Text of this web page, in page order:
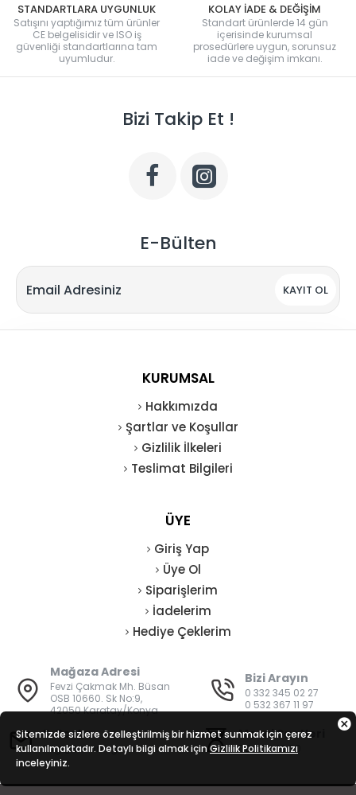
STANDARTLARA UYGUNLUK
Satışını yaptığımız tüm ürünler
CE belgelisidir ve ISO iş
güvenliği standartlarına tam
uyumludur.
KOLAY İADE & DEĞİŞİM
Standart ürünlerde 14 gün
içerisinde kurumsal
prosedürlere uygun, sorunsuz
iade ve değişim imkanı.
Bizi Takip Et !
E-Bülten
KAYIT OL
KURUMSAL
Hakkımızda
Şartlar ve Koşullar
Gizlilik İlkeleri
Teslimat Bilgileri
ÜYE
Giriş Yap
Üye Ol
Siparişlerim
İadelerim
Hediye Çeklerim
Mağaza Adresi
Fevzi Çakmak Mh. Büsan
OSB 10660. Sk No:9,
42050 Karatay/Konya
Bizi Arayın
0 332 345 02 27
0 532 367 11 97
E-Posta
bilgi@vatanisguvenligi.com
Mesai Saatleri
08:00 - 19:00
Sitemizde sizlere özelleştirilmiş bir hizmet sunmak için çerez
kullanılmaktadır. Detaylı bilgi almak için Gizlilik Politikamızı
inceleyiniz.